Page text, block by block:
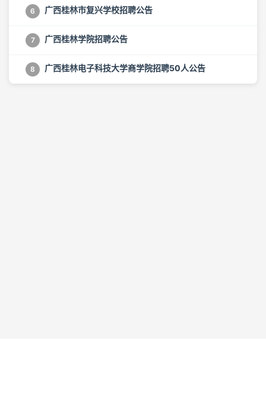
6 广西桂林市复兴学校招聘公告
7 广西桂林学院招聘公告
8 广西桂林电子科技大学商学院招聘50人公告